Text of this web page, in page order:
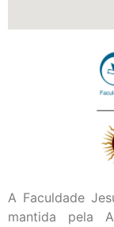
A Faculdade
mantida pela